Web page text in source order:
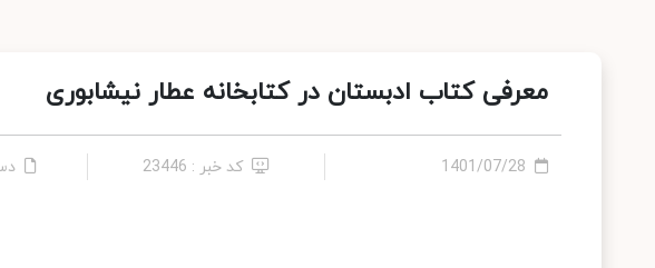
معرفی کتاب ادبستان در کتابخانه عطار نیشابوری
1401/07/28 کد خبر : 23446